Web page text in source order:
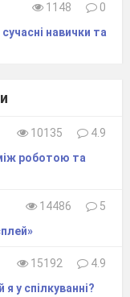
1148
0
навички та
10135
4.9
роботою та
14486
5
15192
4.9
у спілкуванні?